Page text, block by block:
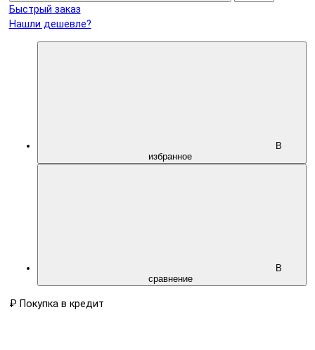
Быстрый заказ
Нашли дешевле?
В
избранное
В
сравнение
₽ Покупка в кредит